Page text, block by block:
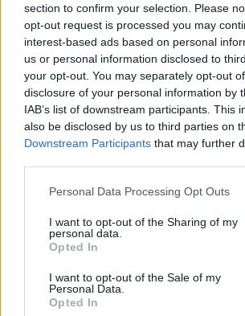
section to confirm your selection. Please
opt-out request is processed you may
interest-based ads based on personal
us or personal information disclosed to
your opt-out. You may separately opt-out
disclosure of your personal information by
IAB’s list of downstream participants. This
also be disclosed by us to third parties on
Downstream Participants that may further
Please note that this website/app uses one
not limited to your visit or usage behaviour.
grant or deny consent to Google and its
use your data for below specified purposes
consent section.
Personal Data Processing Opt Outs
I want to opt-out of the Sharing of my
personal data.
Opted In
I want to opt-out of the Sale of my
Personal Data.
Opted In
Norges VM-lag
Dette er Norges VM-lag i Genova
Damer
Ane Dyrkorn, Nydalens SK –
Pia Young Vik, Nydalens SK –